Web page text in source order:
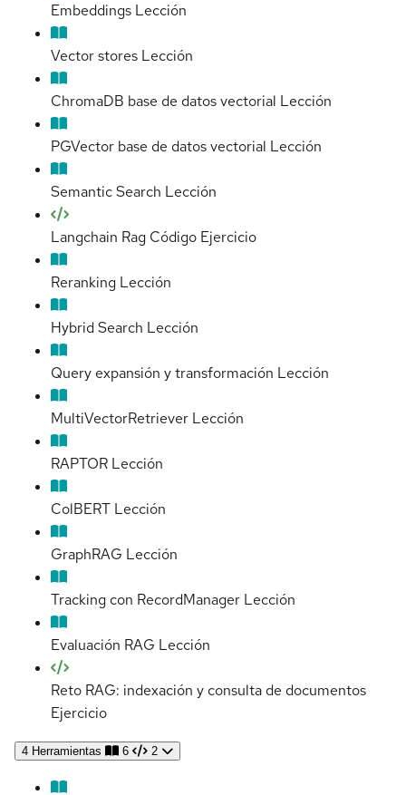
Embeddings Lección
Vector stores Lección
ChromaDB base de datos vectorial Lección
PGVector base de datos vectorial Lección
Semantic Search Lección
Langchain Rag Código Ejercicio
Reranking Lección
Hybrid Search Lección
Query expansión y transformación Lección
MultiVectorRetriever Lección
RAPTOR Lección
ColBERT Lección
GraphRAG Lección
Tracking con RecordManager Lección
Evaluación RAG Lección
Reto RAG: indexación y consulta de documentos
Ejercicio
4 Herramientas 6 2